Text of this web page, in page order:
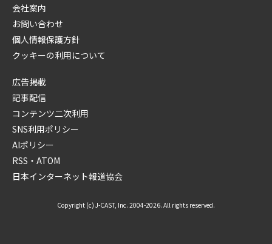
会社案内
お問い合わせ
個人情報保護方針
クッキーの利用について
広告掲載
記事配信
コンテンツ二次利用
SNS利用ポリシー
AIポリシー
RSS・ATOM
日本インターネット報道協会
Copyright (c) J-CAST, Inc. 2004-2026. All rights reserved.